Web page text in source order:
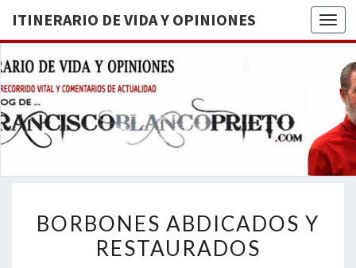
ITINERARIO DE VIDA Y OPINIONES
DE
BREVE
RECORRIDO
VITAL Y
ACTUALIDAD
ABDICADOS
Y
BORBONES ABDICADOS Y
RESTAURADOS